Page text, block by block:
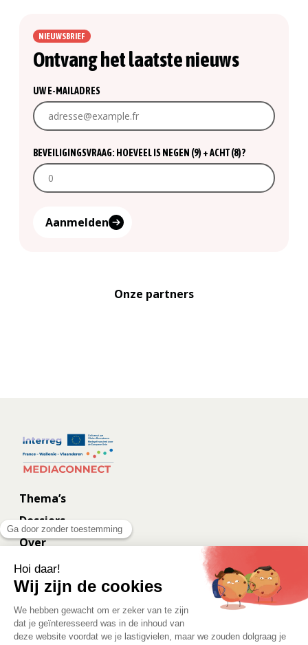
NIEUWSBRIEF
Ontvang het laatste nieuws
UW E-MAILADRES
BEVEILIGINGSVRAAG: HOEVEEL IS NEGEN (9) + ACHT (8)?
Aanmelden
Onze partners
Thema’s
Dossiers
Over
Contact
Achter de schermen
Eurometropolis.eu